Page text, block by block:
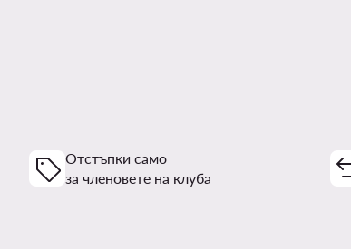
Отстъпки само
за членовете на клуба